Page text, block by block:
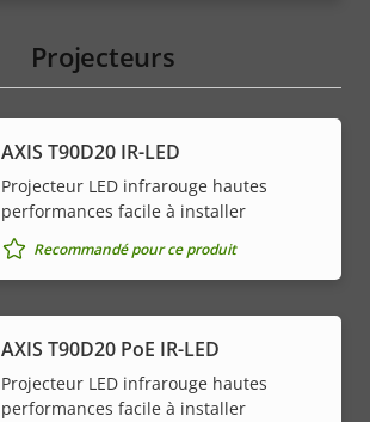
Projecteurs
AXIS T90D20 IR-LED
Projecteur LED infrarouge hautes
performances facile à installer
Recommandé pour ce produit
AXIS T90D20 PoE IR-LED
Projecteur LED infrarouge hautes
performances facile à installer